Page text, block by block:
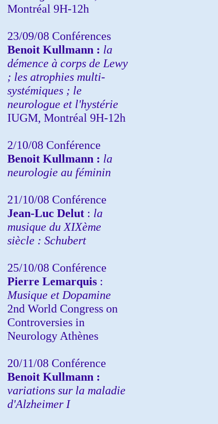
Montréal 9H-12h
23/09/08 Conférences
Benoit Kullmann : la
démence à corps de Lewy
; les atrophies multi-
systémiques ; le
neurologue et l'hystérie
IUGM, Montréal 9H-12h
2/10/08 Conférence
Benoit Kullmann : la
neurologie au féminin
21/10/08 Conférence
Jean-Luc Delut : la
musique du XIXème
siècle : Schubert
25/10/08 Conférence
Pierre Lemarquis :
Musique et Dopamine
2nd World Congress on
Controversies in
Neurology Athènes
20/11/08 Conférence
Benoit Kullmann :
variations sur la maladie
d'Alzheimer I